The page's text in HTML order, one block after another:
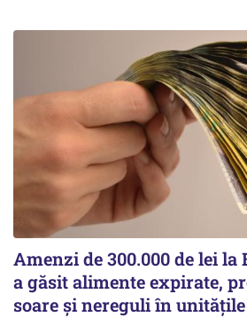
Amenzi de 300.000 de lei la
a găsit alimente expirate,
soare și nereguli în